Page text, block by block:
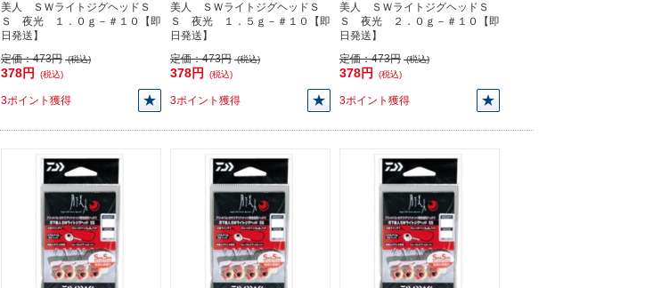
美人 ＳＷライトジグヘッドＳ
Ｓ 夜光 １．０ｇ－＃１０【即
日発送】
定価：473円 (税込)
378円 (税込)
3ポイント獲得
美人 ＳＷライトジグヘッドＳ
Ｓ 夜光 １．５ｇ－＃１０【即
日発送】
定価：473円 (税込)
378円 (税込)
3ポイント獲得
美人 ＳＷライトジグヘッドＳ
Ｓ 夜光 ２．０ｇ－＃１０【即
日発送】
定価：473円 (税込)
378円 (税込)
3ポイント獲得